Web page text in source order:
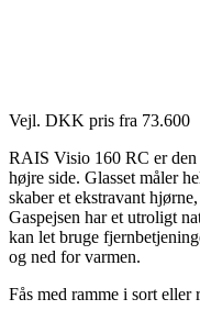
Vejl. DKK pris fra 73.600
RAIS Visio 160 RC er den
højre side. Glasset måler
skaber et ekstravant
Gaspejsen har et utroligt
kan let bruge
og ned for varmen.
Fås med ramme i sort eller